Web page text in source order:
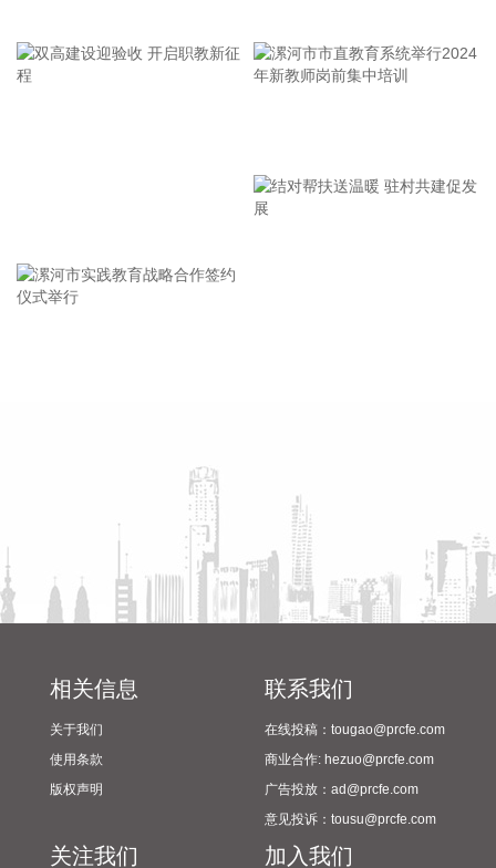
阳光电源(300274)8月8日在互动平台表示，公司目前初步判
8日，市场监管总局公布数据显示，2026年上半年新产业新赛
型加快，产业发展亮点纷呈。
获批上市，结束了我国无专门预防急性高原病专用药的历史，
进一步丰富了高原医学防治手段，为高原群众、广大进藏人群
及高原重大项目建设提供了坚实的健康保障，同时有力提升了
西藏在国际高原医学领域的科研影响力。
2026-08-08 14:14:35
据自然资源部，今年第9号台风“白海豚”（强台风级）正逐渐向
米狂浪到狂涛区，达到近海橙色警报级别；浙江近岸海域海浪
出现3—5米大浪到巨浪，达到橙色预警级别。预计未来24小
时，江苏南通至浙江温州将出现最大160cm风暴增水，浙江近
岸海域将出现5—8米的巨浪到狂浪，海浪预警级别为红色。 根
据《海洋灾害应急预案》规定，自然资源部于8月8日将浙江的
自然资源（海洋）主管部门、国家海洋环境预报中心、自然资
程
年新教师岗前集中培训
相关信息
关于我们
使用条款
版权声明
联系我们
在线投稿：tougao@prcfe.com
商业合作: hezuo@prcfe.com
广告投放：ad@prcfe.com
意见投诉：tousu@prcfe.com
关注我们 加入我们